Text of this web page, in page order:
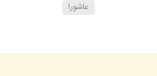
عاشورا